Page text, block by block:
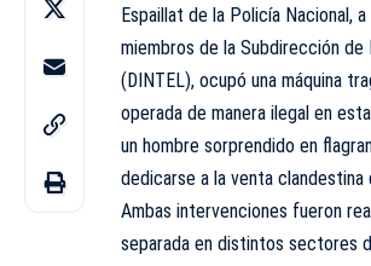
Espaillat de la Policía Nacional,
miembros de la Subdirección de
( DINTEL), ocupó una máquina
operada de manera ilegal en
un hombre sorprendido en
dedicarse a la venta clandestina
Ambas intervenciones fueron
separada en distintos sectores